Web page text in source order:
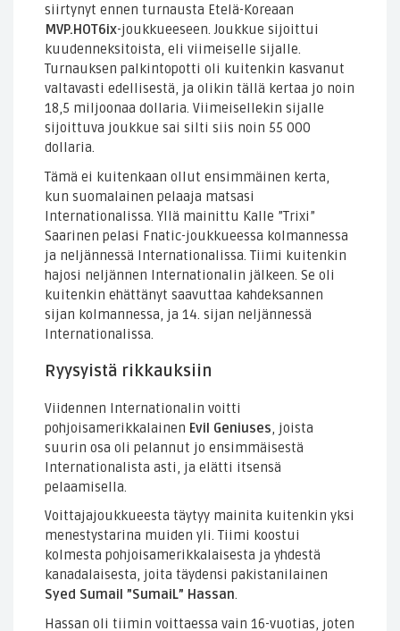
siirtynyt ennen turnausta Etelä-Koreaan
MVP.HOT6ix-joukkueeseen. Joukkue sijoittui
kuudenneksitoista, eli viimeiselle sijalle.
Turnauksen palkintopotti oli kuitenkin kasvanut
valtavasti edellisestä, ja olikin tällä kertaa jo noin
18,5 miljoonaa dollaria. Viimeisellekin sijalle
sijoittuva joukkue sai silti siis noin 55 000
dollaria.
Tämä ei kuitenkaan ollut ensimmäinen kerta,
kun suomalainen pelaaja matsasi
Internationalissa. Yllä mainittu Kalle ”Trixi”
Saarinen pelasi Fnatic-joukkueessa kolmannessa
ja neljännessä Internationalissa. Tiimi kuitenkin
hajosi neljännen Internationalin jälkeen. Se oli
kuitenkin ehättänyt saavuttaa kahdeksannen
sijan kolmannessa, ja 14. sijan neljännessä
Internationalissa.
Ryysyistä rikkauksiin
Viidennen Internationalin voitti
pohjoisamerikkalainen Evil Geniuses, joista
suurin osa oli pelannut jo ensimmäisestä
Internationalista asti, ja elätti itsensä
pelaamisella.
Voittajajoukkueesta täytyy mainita kuitenkin yksi
menestystarina muiden yli. Tiimi koostui
kolmesta pohjoisamerikkalaisesta ja yhdestä
kanadalaisesta, joita täydensi pakistanilainen
Syed Sumail ”SumaiL” Hassan.
Hassan oli tiimin voittaessa vain 16-vuotias, joten